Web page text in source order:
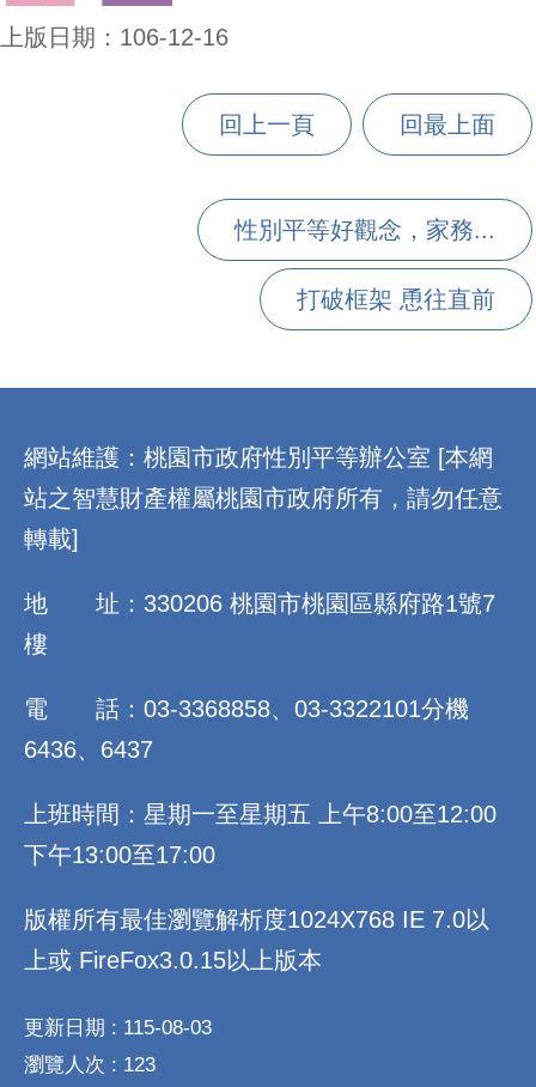
上版日期：106-12-16
回上一頁 回最上面
性別平等好觀念，家務...
打破框架 恿往直前
網站維護：桃園市政府性別平等辦公室 [本網
站之智慧財產權屬桃園市政府所有，請勿任意
轉載]
地 址：330206 桃園市桃園區縣府路1號7
樓
電 話：03-3368858、03-3322101分機
6436、6437
上班時間：星期一至星期五 上午8:00至12:00
下午13:00至17:00
版權所有最佳瀏覽解析度1024X768 IE 7.0以
上或 FireFox3.0.15以上版本
更新日期
115-08-03
瀏覽人次
123